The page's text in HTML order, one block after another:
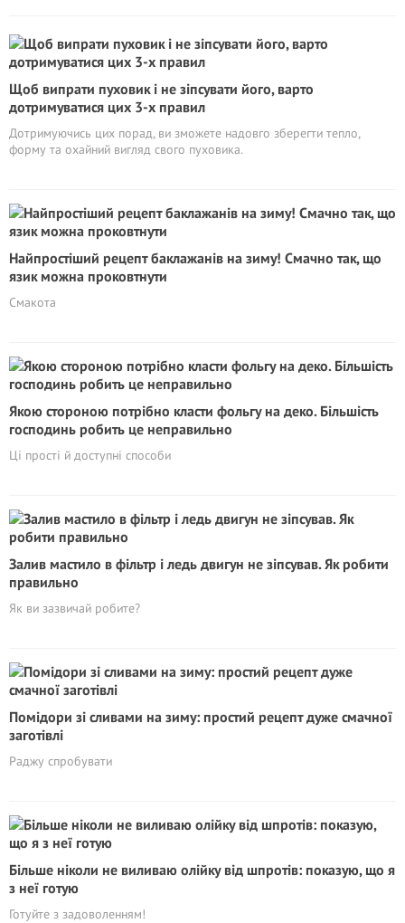
Щоб випрати пуховик і не зіпсувати його, варто
дотримуватися цих 3-х правил
Дотримуючись цих порад, ви зможете надовго зберегти тепло,
форму та охайний вигляд свого пуховика.
Найпростіший рецепт баклажанів на зиму! Смачно так, що
язик можна проковтнути
Смакота
Якою стороною потрібно класти фольгу на деко. Більшість
господинь робить це неправильно
Ці прості й доступні способи
Залив мастило в фільтр і ледь двигун не зіпсував. Як робити
правильно
Як ви зазвичай робите?
Помідори зі сливами на зиму: простий рецепт дуже смачної
заготівлі
Раджу спробувати
Більше ніколи не виливаю олійку від шпротів: показую, що я
з неї готую
Готуйте з задоволенням!